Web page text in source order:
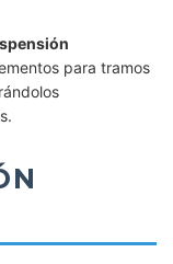
para tramos